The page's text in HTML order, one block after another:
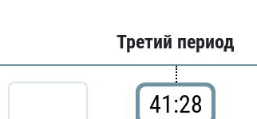
Третий период
41:28